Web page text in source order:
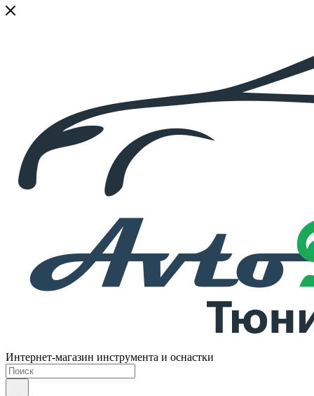
Интернет-магазин инструмента и оснастки